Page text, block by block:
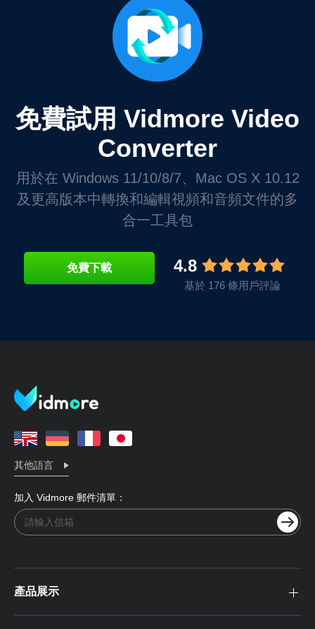
免費試用 Vidmore Video
Converter
用於在 Windows 11/10/8/7、Mac OS X 10.12
及更高版本中轉換和編輯視頻和音頻文件的多
合一工具包
免費下載 4.8
基於 176 條用戶評論
其他語言
加入 Vidmore 郵件清單：
產品展示